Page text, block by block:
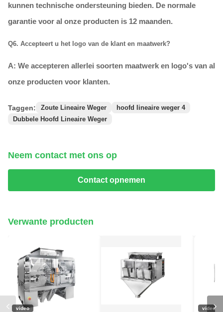
kunnen technische ondersteuning bieden. De normale
garantie voor al onze producten is 12 maanden.
Q6. Accepteert u het logo van de klant en maatwerk?
A: We accepteren allerlei soorten maatwerk en logo's van al
onze producten voor klanten.
Taggen: Zoute Lineaire Weger
hoofd lineaire weger 4
Dubbele Hoofd Lineaire Weger
Neem contact met ons op
Contact opnemen
Verwante producten
video video